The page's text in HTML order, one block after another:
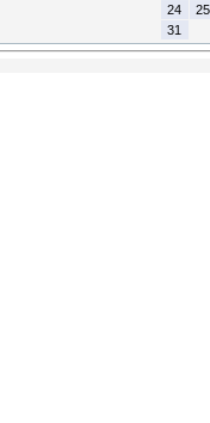
24
25
31